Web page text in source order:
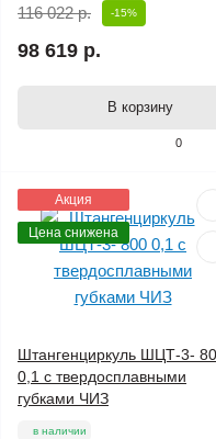
0
116 022 р. -15%
98 619 р.
В корзину
Акция
Цена снижена
Штангенциркуль ШЦТ-3-
0,1 с твердосплавными
губками ЧИЗ
в наличии